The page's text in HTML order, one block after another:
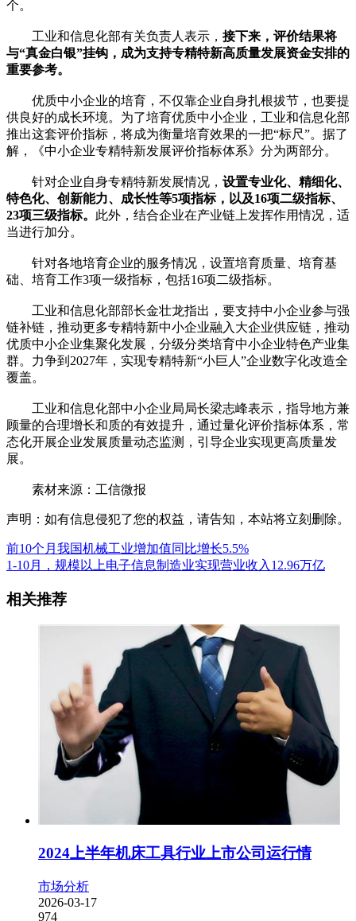
个。
工业和信息化部有关负责人表示， 接下来，评价结果将
与“真金白银”挂钩，成为支持专精特新高质量发展资金安排的
重要参考。
优质中小企业的培育，不仅靠企业自身扎根拔节，也要提
供良好的成长环境。为了培育优质中小企业，工业和信息化部
推出这套评价指标，将成为衡量培育效果的一把“标尺”。据了
解，《中小企业专精特新发展评价指标体系》分为两部分。
针对企业自身专精特新发展情况， 设置专业化、精细化、
特色化、创新能力、成长性等5项指标，以及16项二级指标、
23项三级指标。 此外，结合企业在产业链上发挥作用情况，适
当进行加分。
针对各地培育企业的服务情况，设置培育质量、培育基
础、培育工作3项一级指标，包括16项二级指标。
工业和信息化部部长金壮龙指出，要支持中小企业参与强
链补链，推动更多专精特新中小企业融入大企业供应链，推动
优质中小企业集聚化发展，分级分类培育中小企业特色产业集
群。力争到2027年，实现专精特新“小巨人”企业数字化改造全
覆盖。
工业和信息化部中小企业局局长梁志峰表示，指导地方兼
顾量的合理增长和质的有效提升，通过量化评价指标体系，常
态化开展企业发展质量动态监测，引导企业实现更高质量发
展。
素材来源：工信微报
声明：如有信息侵犯了您的权益，请告知，本站将立刻删除。
前10个月我国机械工业增加值同比增长5.5%
1-10月，规模以上电子信息制造业实现营业收入12.96万亿
相关推荐
2024上半年机床工具行业上市公司运行情
市场分析
2026-03-17
974